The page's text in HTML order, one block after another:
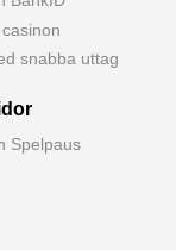
snabba uttag
Spelpaus